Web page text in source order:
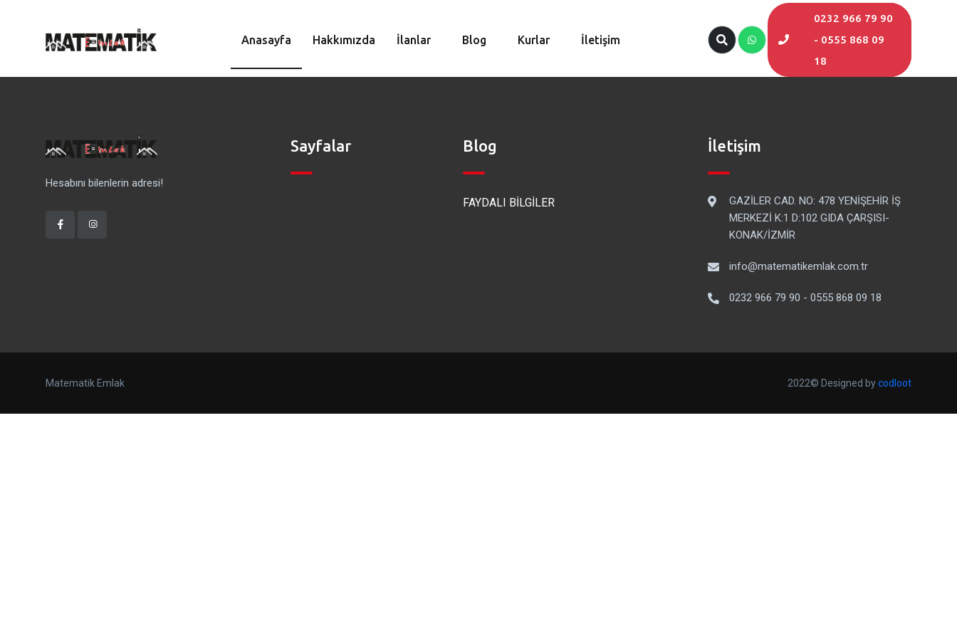
Anasayfa Hakkımızda İlanlar Blog Kurlar İletişim
0232 966 79 90
- 0555 868 09
18
Hesabını bilenlerin adresi!
Sayfalar Blog
FAYDALI BİLGİLER
İletişim
GAZİLER CAD. NO: 478 YENİŞEHİR İŞ
MERKEZİ K:1 D:102 GIDA ÇARŞISI-
KONAK/İZMİR
info@matematikemlak.com.tr
0232 966 79 90 - 0555 868 09 18
Matematik Emlak 2022© Designed bycodloot